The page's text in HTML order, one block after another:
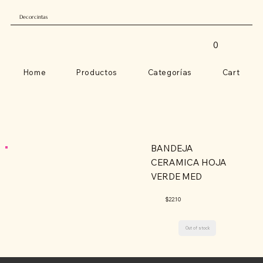
Decorcintas
Home Productos Categorías Cart
0
Out of stock
BANDEJA
CERAMICA HOJA
VERDE MED
$22.10